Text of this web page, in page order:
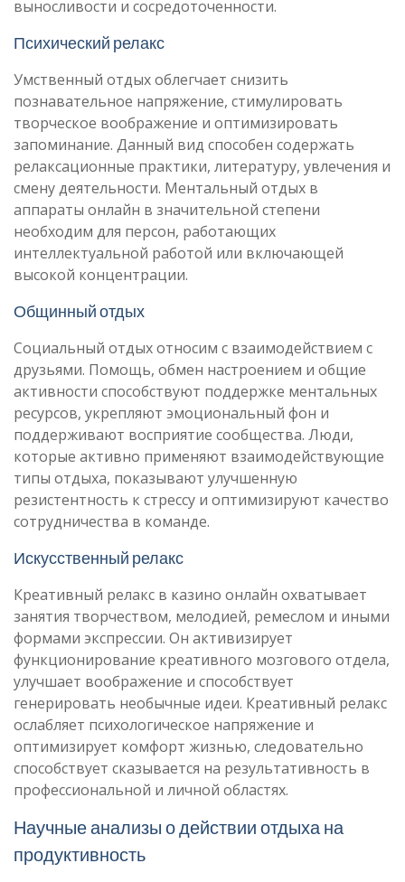
выносливости и сосредоточенности.
Психический релакс
Умственный отдых облегчает снизить
познавательное напряжение, стимулировать
творческое воображение и оптимизировать
запоминание. Данный вид способен содержать
релаксационные практики, литературу, увлечения и
смену деятельности. Ментальный отдых в
аппараты онлайн в значительной степени
необходим для персон, работающих
интеллектуальной работой или включающей
высокой концентрации.
Общинный отдых
Социальный отдых относим с взаимодействием с
друзьями. Помощь, обмен настроением и общие
активности способствуют поддержке ментальных
ресурсов, укрепляют эмоциональный фон и
поддерживают восприятие сообщества. Люди,
которые активно применяют взаимодействующие
типы отдыха, показывают улучшенную
резистентность к стрессу и оптимизируют качество
сотрудничества в команде.
Искусственный релакс
Креативный релакс в казино онлайн охватывает
занятия творчеством, мелодией, ремеслом и иными
формами экспрессии. Он активизирует
функционирование креативного мозгового отдела,
улучшает воображение и способствует
генерировать необычные идеи. Креативный релакс
ослабляет психологическое напряжение и
оптимизирует комфорт жизнью, следовательно
способствует сказывается на результативность в
профессиональной и личной областях.
Научные анализы о действии отдыха на
продуктивность